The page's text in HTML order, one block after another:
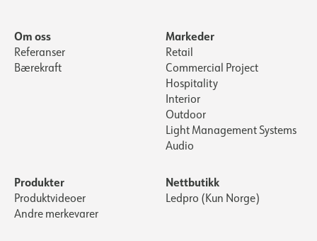
Om oss
Referanser
Bærekraft
Markeder
Retail
Commercial Project
Hospitality
Interior
Outdoor
Light Management Systems
Audio
Produkter
Produktvideoer
Andre merkevarer
Nettbutikk
Ledpro (Kun Norge)